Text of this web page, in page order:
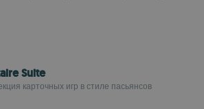
Suite
карточных игр в стиле пасьянсов